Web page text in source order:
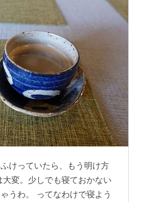
けっていたら、もう明け方
変。少しでも寝ておかない
うわ。 ってなわけで寝よう